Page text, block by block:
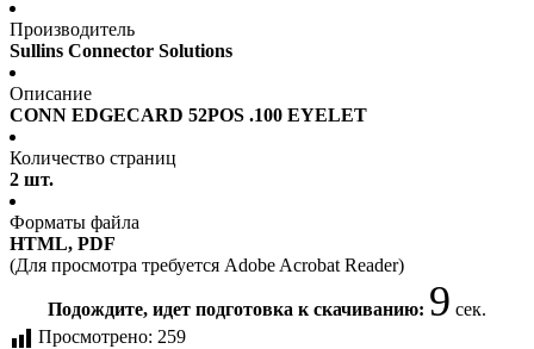
Производитель
Sullins Connector Solutions
Описание
CONN EDGECARD 52POS .100 EYELET
Количество страниц
2 шт.
Форматы файла
HTML, PDF
(Для просмотра требуется Adobe Acrobat Reader)
Подождите, идет подготовка к скачиванию: 9 сек.
Просмотрено: 259